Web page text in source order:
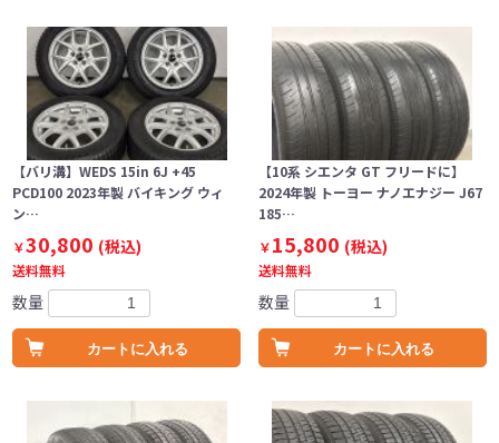
【バリ溝】WEDS 15in 6J +45
PCD100 2023年製 バイキング ウィ
ン…
￥30,800 (税込)
送料無料
数量
カートに入れる
【10系 シエンタ GT フリードに】
2024年製 トーヨー ナノエナジー J67
185…
￥15,800 (税込)
送料無料
数量
カートに入れる